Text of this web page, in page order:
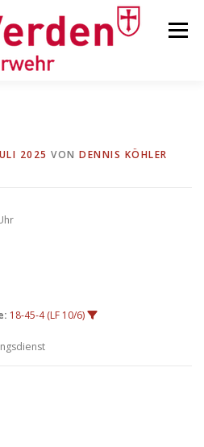
Menü
2025 VON DENNIS KÖHLER
18-45-4 (LF 10/6)